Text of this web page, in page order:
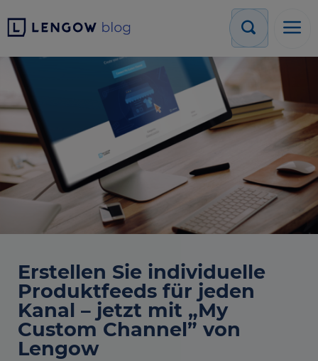
Erstellen Sie individuelle
Produktfeeds für jeden
Kanal – jetzt mit „My
Custom Channel” von
Lengow